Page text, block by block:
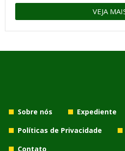
VEJA
Sobre nós
Expediente
Políticas de Privacidade
Contato